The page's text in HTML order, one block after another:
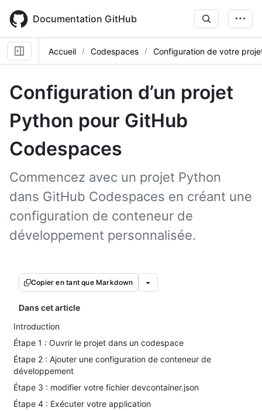
main
content
Documentation GitHub
Accueil Codespaces Configuration de votre
Configuration d’un projet
Python pour GitHub
Codespaces
Commencez avec un projet Python
dans GitHub Codespaces en créant une
configuration de conteneur de
développement personnalisée.
Copier en tant que Markdown
Dans cet article
Introduction
Étape 1 : Ouvrir le projet dans un codespace
Étape 2 : Ajouter une configuration de conteneur de
développement
Étape 3 : modifier votre fichier devcontainer.json
Étape 4 : Exécuter votre application